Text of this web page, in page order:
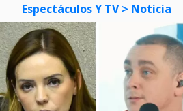
Espectáculos Y TV > Noticia